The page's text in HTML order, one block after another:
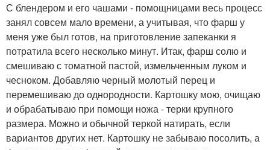
С блендером и его чашами - помощницами весь процесс
занял совсем мало времени, а учитывая, что фарш у
меня уже был готов, на приготовление запеканки я
потратила всего несколько минут. Итак, фарш солю и
смешиваю с томатной пастой, измельченным луком и
чесноком. Добавляю черный молотый перец и
перемешиваю до однородности. Картошку мою, очищаю
и обрабатываю при помощи ножа - терки крупного
размера. Можно и обычной теркой натирать, если
вариантов других нет. Картошку не забываю посолить, а